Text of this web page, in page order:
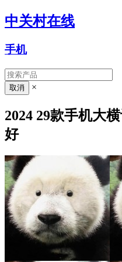
中关村在线
手机
×
2024 29款手机大
好